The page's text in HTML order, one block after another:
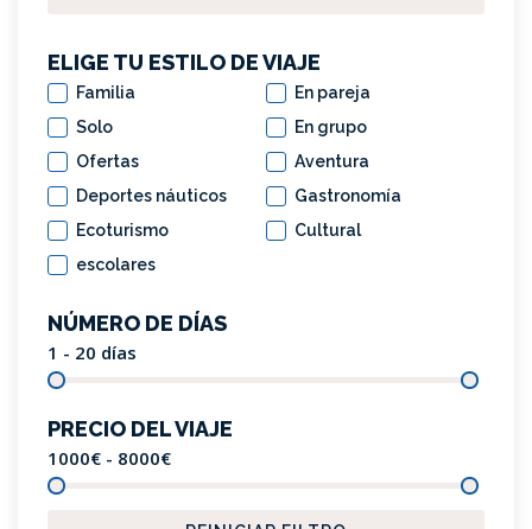
ELIGE TU ESTILO DE VIAJE
Familia
En pareja
Solo
En grupo
Ofertas
Aventura
Deportes náuticos
Gastronomía
Ecoturismo
Cultural
escolares
NÚMERO DE DÍAS
1 - 20 días
PRECIO DEL VIAJE
1000€ - 8000€